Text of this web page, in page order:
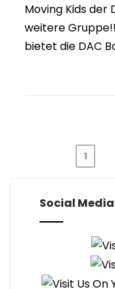
Moving Kids der
weitere
bietet die DAC
Beiträge
1
Social